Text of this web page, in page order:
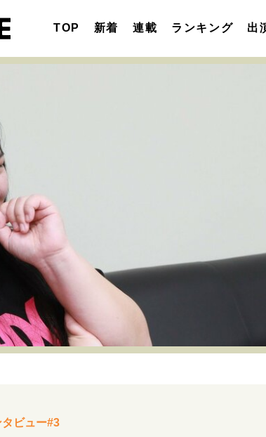
TOP 新着 連載 ランキング 出
ーマで探す
独立と
夢を掴む選択
リーダーの流儀
ビュー#3